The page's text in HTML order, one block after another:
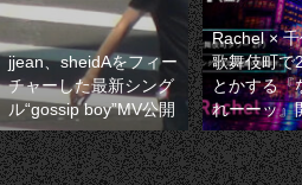
jjean、sheidAをフィー
チャーした最新シング
ル“gossip boy”MV公開
Rachel ×
歌舞伎町で
とかする『
れーーッ』